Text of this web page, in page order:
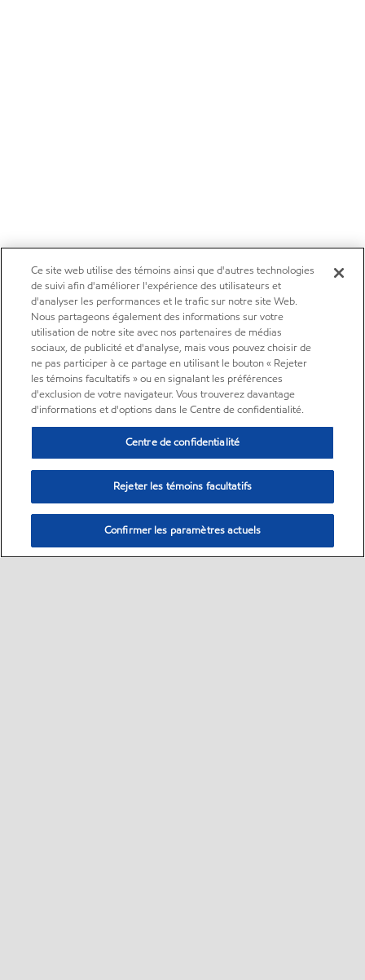
Ce site web utilise des témoins ainsi que d'autres technologies
de suivi afin d'améliorer l'expérience des utilisateurs et
d'analyser les performances et le trafic sur notre site Web.
Nous partageons également des informations sur votre
utilisation de notre site avec nos partenaires de médias
sociaux, de publicité et d'analyse, mais vous pouvez choisir de
ne pas participer à ce partage en utilisant le bouton « Rejeter
les témoins facultatifs » ou en signalant les préférences
d'exclusion de votre navigateur. Vous trouverez davantage
d'informations et d'options dans le Centre de confidentialité.
Centre de confidentialité
Rejeter les témoins facultatifs
Confirmer les paramètres actuels